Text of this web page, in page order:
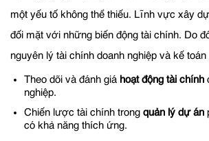
một yếu tố không thể thiếu. Lĩnh vực xây
đối mặt với những biến động tài chính. Do
nguyên lý tài chính doanh nghiệp và kế toán
Theo dõi và đánh giá hoạt động tài chính
nghiệp.
Chiến lược tài chính trong quản lý dự án
có khả năng thích ứng.